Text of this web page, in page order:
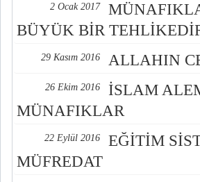
2 Ocak 2017
BÜYÜK BİR
29 Kasım 2016 ALLAHIN
26 Ekim 2016
İSLAM
MÜNAFIKLAR
22 Eylül 2016
EĞİTİM
MÜFREDAT